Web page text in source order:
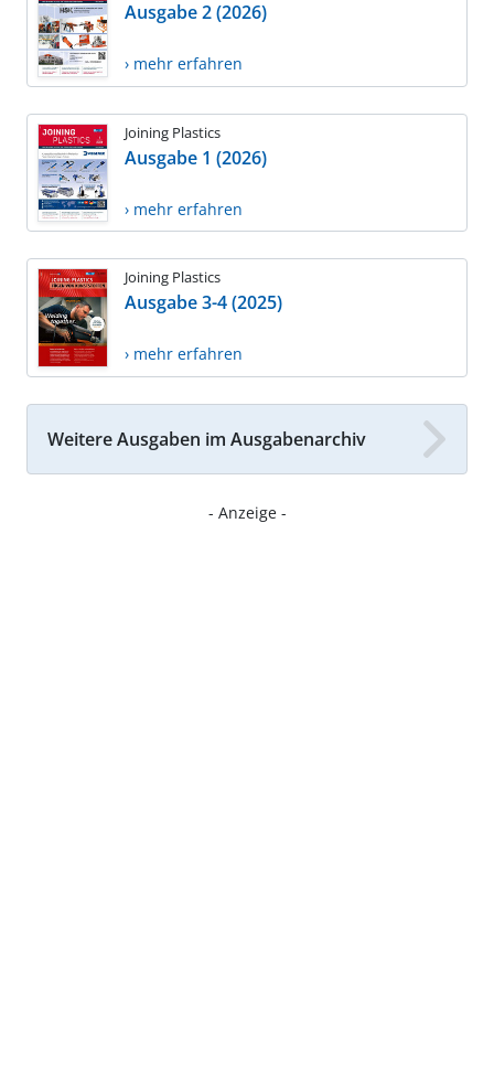
Ausgabe 2 (2026)
› mehr erfahren
Joining Plastics
Ausgabe 1 (2026)
› mehr erfahren
Joining Plastics
Ausgabe 3-4 (2025)
› mehr erfahren
Weitere Ausgaben im Ausgabenarchiv
- Anzeige -